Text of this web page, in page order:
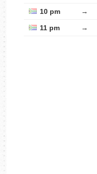
10 pm →
11 pm →